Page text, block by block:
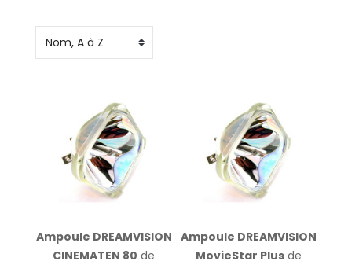
Ampoule DREAMVISION
CINEMATEN 80 de
Ampoule DREAMVISION
MovieStar Plusde